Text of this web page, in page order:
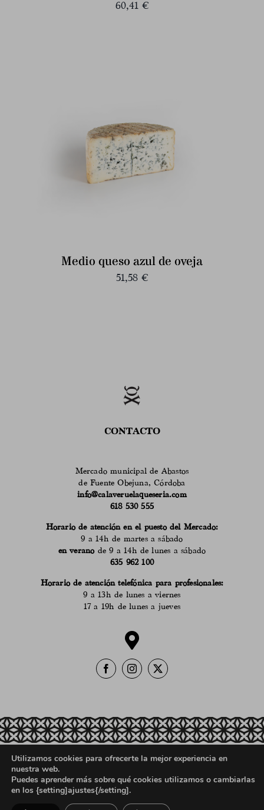
60,41 €
Medio queso azul de oveja
51,58 €
CONTACTO
Mercado municipal de Abastos
de Fuente Obejuna, Córdoba
info@calaveruelaqueseria.com
618 530 555
Horario de atención en el puesto del Mercado:
9 a 14h de martes a sábado
en veranode 9 a 14h de lunes a sábado
635 962 100
Horario de atención telefónica para profesionales:
9 a 13h de lunes a viernes
17 a 19h de lunes a jueves
Política de ventas, devoluciones y reembolsos
Aviso Legal
Política de Privacidad
Registro Sanitario
Utilizamos cookies para ofrecerte la mejor experiencia en
nuestra web.
Puedes aprender más sobre qué cookies utilizamos o cambiarlas
en los {setting]ajustes{/setting].